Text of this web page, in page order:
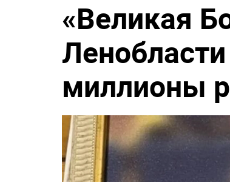
«Великая
миллионы